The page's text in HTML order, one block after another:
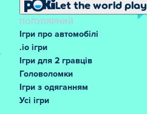
Let the world play
ПОПУЛЯРНИЙ
Ігри про автомобілі
.io ігри
Ігри для 2 гравців
Головоломки
Ігри з одяганням
Усі ігри